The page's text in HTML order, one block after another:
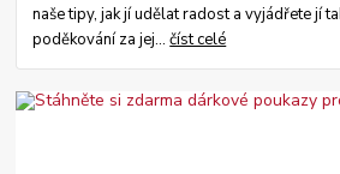
naše tipy, jak jí udělat radost a vyjádřete jí
poděkování za jej...číst celé